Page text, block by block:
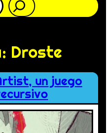
Droste
un juego